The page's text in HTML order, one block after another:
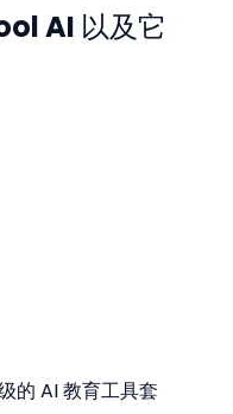
AI 以及它
的 AI 教育工具套